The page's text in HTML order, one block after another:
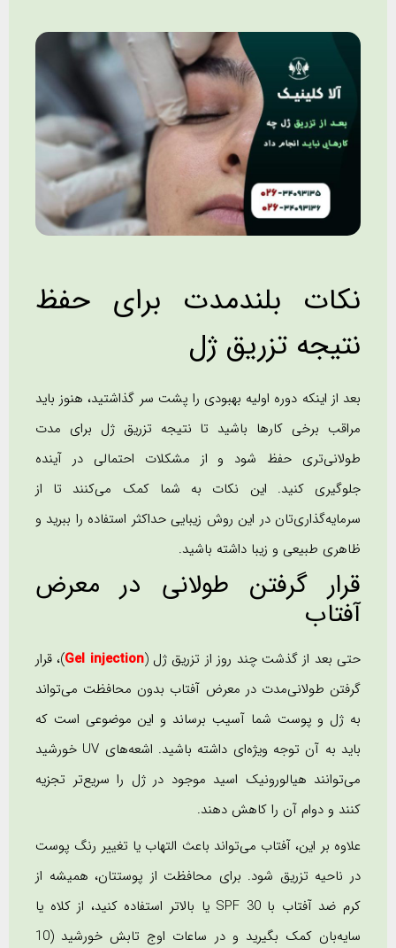
نکات بلندمدت برای حفظ
نتیجه تزریق ژل
بعد از اینکه دوره اولیه بهبودی را پشت سر گذاشتید، هنوز باید
مراقب برخی کارها باشید تا نتیجه تزریق ژل برای مدت
طولانی‌تری حفظ شود و از مشکلات احتمالی در آینده
جلوگیری کنید. این نکات به شما کمک می‌کنند تا از
سرمایه‌گذاری‌تان در این روش زیبایی حداکثر استفاده را ببرید و
ظاهری طبیعی و زیبا داشته باشید.
قرار گرفتن طولانی در معرض
آفتاب
حتی بعد از گذشت چند روز از تزریق ژل (Gel injection)، قرار
گرفتن طولانی‌مدت در معرض آفتاب بدون محافظت می‌تواند
به ژل و پوست شما آسیب برساند و این موضوعی است که
باید به آن توجه ویژه‌ای داشته باشید. اشعه‌های UV خورشید
می‌توانند هیالورونیک اسید موجود در ژل را سریع‌تر تجزیه
کنند و دوام آن را کاهش دهند.
علاوه بر این، آفتاب می‌تواند باعث التهاب یا تغییر رنگ پوست
در ناحیه تزریق شود. برای محافظت از پوستتان، همیشه از
کرم ضد آفتاب با SPF 30 یا بالاتر استفاده کنید، از کلاه یا
سایه‌بان کمک بگیرید و در ساعات اوج تابش خورشید (10